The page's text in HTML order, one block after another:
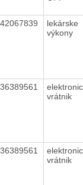
42067839
lekárske
výkony
36389561
vrátnik
36389561
vrátnik